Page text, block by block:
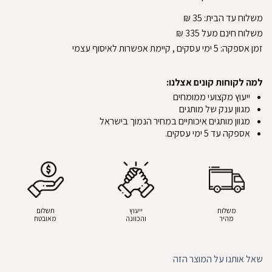
משלוח עד הבית:
₪
משלוח חינם מעל 335
₪
זמן אספקה: 5ימי עסקים, קיימת אפשרות לאיסוף עצמי
למה לקוחות קונים אצלנו:
ייעוץ מקצועי ממומחים
מגוון ענק של מותגים
מגוון מותגים איכותיים במחיר הנמוך בישראל
אספקה עד 5 ימי עסקים.
משלוח
מהיר
ייעוץ
והכוונה
תשלום
מאובטח
שאל אותנו על המוצר הזה